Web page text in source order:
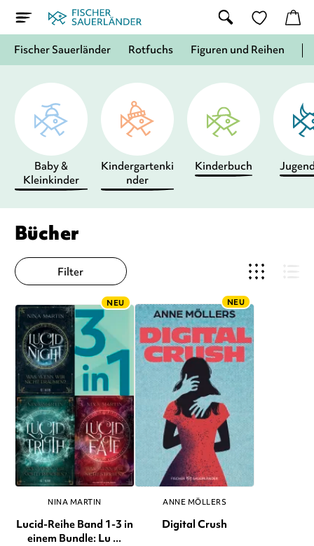
Fischer Sauerländer Rotfuchs Figuren und Reihen
Bücher
Baby &
Kleinkinder
Kindergartenki
nder
Kinderbuch
Filter
NEU
NINA MARTIN
Lucid-Reihe Band 1-3 in
einem Bundle: Lu ...
NEU
ANNE MÖLLERS
Digital Crush